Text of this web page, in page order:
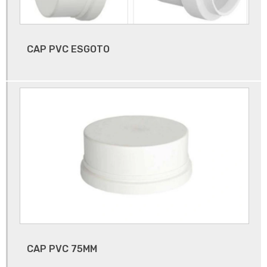
Fornecedor de válvulas no brasil
Injeção de termoplástico
Sede resiliente válvula esfera
Sede valvula borboleta sanitária
Tampão de borracha
CAP PVC ESGOTO
CAP PVC 75MM